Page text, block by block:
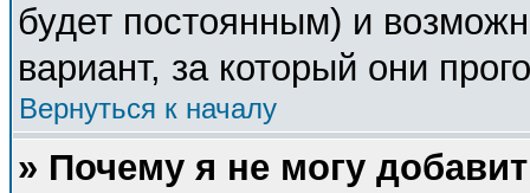
будет постоянным) и
вариант, за который они
Вернуться к началу
» Почему я не могу